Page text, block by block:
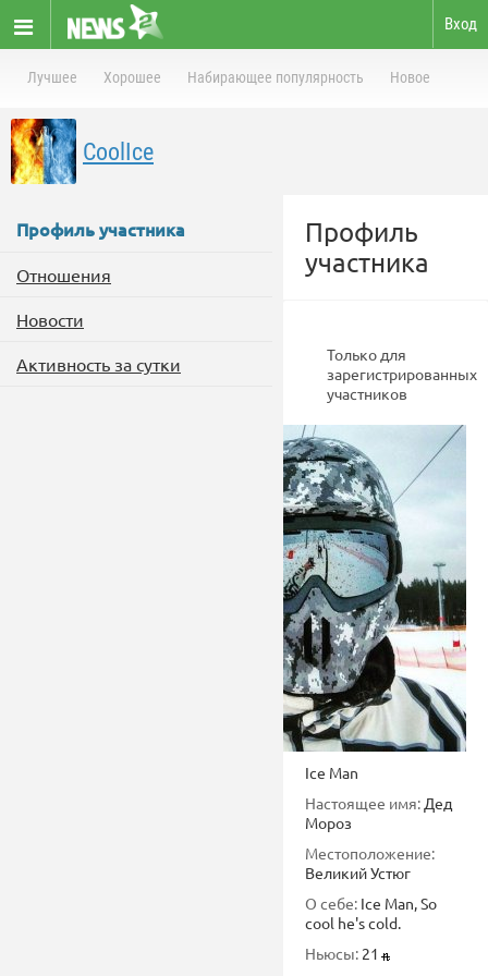
Вход
Лучшее Хорошее Набирающее популярность Новое
CoolIce
Профиль участника
Отношения
Новости
Активность за сутки
Профиль
участника
Только для
зарегистрированных
участников
Ice Man
Настоящее имя: Дед
Мороз
Местоположение:
Великий Устюг
О себе: Ice Man, So
cool he's cold.
Ньюсы: 21